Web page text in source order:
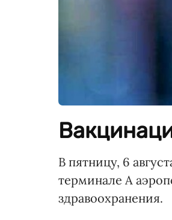
В пятницу, 6
терминале А
здравоохранения.